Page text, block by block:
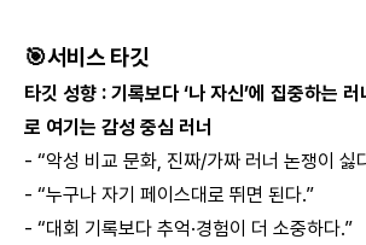
🎯서비스 타깃
타깃 성향 : 기록보다 ‘나 자신’에 집중하는
로 여기는 감성 중심 러너
- “악성 비교 문화, 진짜/가짜 러너 논쟁이 싫
- “누구나 자기 페이스대로 뛰면 된다.”
- “대회 기록보다 추억·경험이 더 소중하다.”